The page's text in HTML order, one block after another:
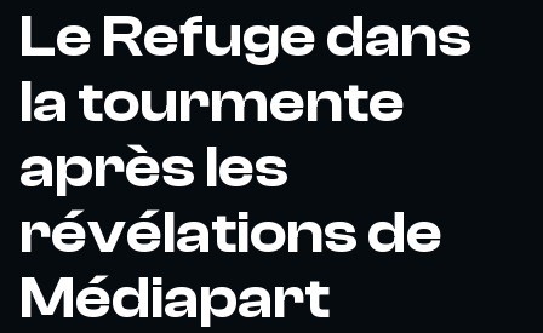
Le Refuge dans
la tourmente
après les
révélations de
Médiapart